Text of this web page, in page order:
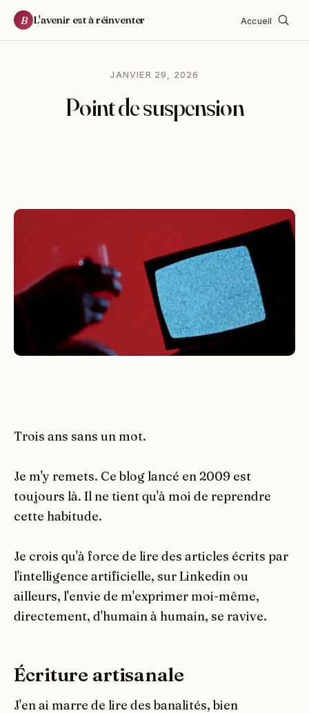
B L'avenir est à réinventer Accueil
JANVIER 29, 2026
Point de suspension
Trois ans sans un mot.
Je m'y remets. Ce blog lancé en 2009 est
toujours là. Il ne tient qu'à moi de reprendre
cette habitude.
Je crois qu'à force de lire des articles écrits par
l'intelligence artificielle, sur Linkedin ou
ailleurs, l'envie de m'exprimer moi-même,
directement, d'humain à humain, se ravive.
Écriture artisanale
J'en ai marre de lire des banalités, bien